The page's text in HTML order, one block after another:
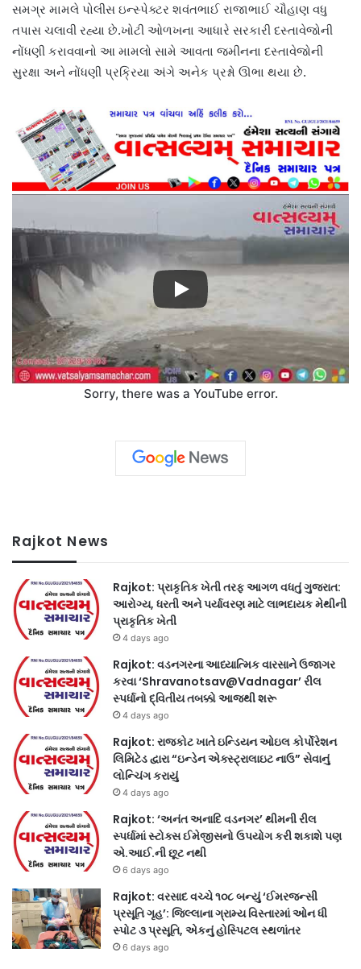
સમગ્ર મામલે પોલીસ ઇન્સ્પેક્ટર શવંતભાઈ રાજાભાઈ ચૌહાણ વધુ
તપાસ ચલાવી રહ્યા છે.ખોટી ઓળખના આધારે સરકારી દસ્તાવેજોની
નોંધણી કરાવવાનો આ મામલો સામે આવતા જમીનના દસ્તાવેજોની
સુરક્ષા અને નોંધણી પ્રક્રિયા અંગે અનેક પ્રશ્નો ઊભા થયા છે.
Sorry, there was a YouTube error.
Rajkot News
Rajkot: પ્રાકૃતિક ખેતી તરફ આગળ વધતું ગુજરાત:
આરોગ્ય, ધરતી અને પર્યાવરણ માટે લાભદાયક મેથીની
પ્રાકૃતિક ખેતી
4 days ago
Rajkot: વડનગરના આધ્યાત્મિક વારસાને ઉજાગર
કરવા ‘Shravanotsav@Vadnagar’ રીલ
સ્પર્ધાનો દ્વિતીય તબક્કો આજથી શરૂ
4 days ago
Rajkot: રાજકોટ ખાતે ઇન્ડિયન ઓઇલ કોર્પોરેશન
લિમિટેડ દ્વારા “ઇન્ડેન એક્સ્ટ્રાલાઇટ નાઉ” સેવાનું
લોન્ચિંગ કરાયું
4 days ago
Rajkot: ‘અનંત અનાદિ વડનગર’ થીમની રીલ
સ્પર્ધામાં સ્ટોક્સ ઈમેજીસનો ઉપયોગ કરી શકાશે પણ
એ.આઈ.ની છૂટ નથી
6 days ago
Rajkot: વરસાદ વચ્ચે ૧૦૮ બન્યું ‘ઈમરજન્સી
પ્રસૂતિ ગૃહ’: જિલ્લાના ગ્રામ્ય વિસ્તારમાં ઓન ધી
સ્પોટ ૩ પ્રસૂતિ, એકનું હોસ્પિટલ સ્થળાંતર
6 days ago